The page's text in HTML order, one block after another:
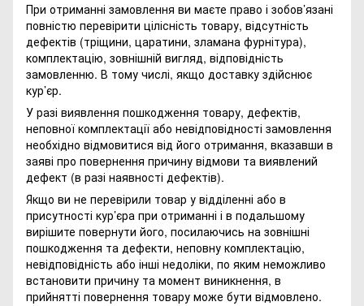
При отриманні замовлення ви маєте право і зобов’язані
повністю перевірити цілісність товару, відсутність
дефектів (тріщини, царатини, зламана фурнітура),
комплектацію, зовнішній вигляд, відповідність
замовленню. В тому числі, якщо доставку здійснює
кур’єр.
У разі виявлення пошкодження товару, дефектів,
неповної комплектації або невідповідності замовлення
необхідно відмовитися від його отримання, вказавши в
заяві про повернення причину відмови та виявлений
дефект (в разі наявності дефектів).
Якщо ви не перевірили товар у відділенні або в
присутності кур’єра при отриманні і в подальшому
вирішите повернути його, посилаючись на зовнішні
пошкодження та дефекти, неповну комплектацію,
невідповідність або інші недоліки, по яким неможливо
встановити причину та момент виникнення, в
прийнятті повернення товару може бути відмовлено.